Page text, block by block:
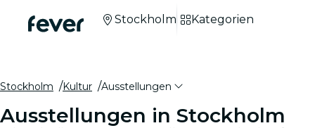
Stockholm Kategorien
Stockholm Kultur Ausstellungen
Ausstellungen in Stockholm